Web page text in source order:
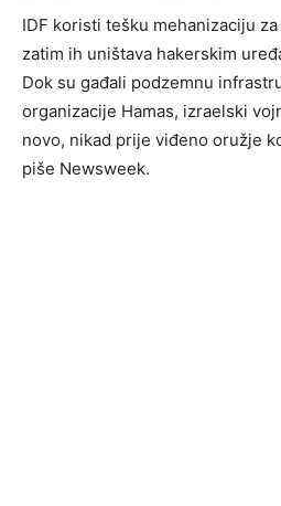
IDF koristi tešku mehanizaciju
zatim ih uništava hakerskim
Dok su gađali podzemnu
organizacije Hamas, izraelski
novo, nikad prije viđeno oružje
piše Newsweek.